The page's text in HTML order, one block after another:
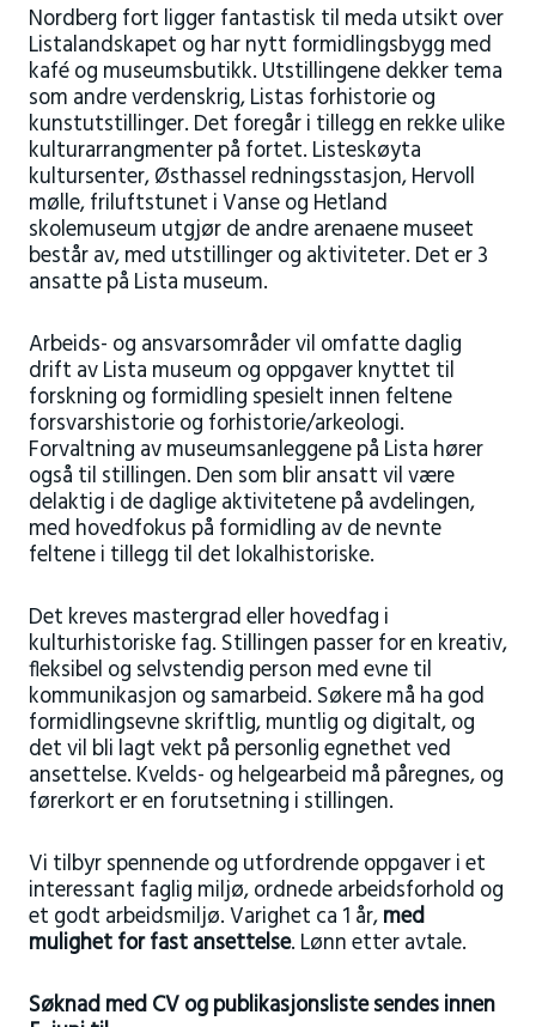
Nordberg fort ligger fantastisk til meda utsikt over
Listalandskapet og har nytt formidlingsbygg med
kafé og museumsbutikk. Utstillingene dekker tema
som andre verdenskrig, Listas forhistorie og
kunstutstillinger. Det foregår i tillegg en rekke ulike
kulturarrangmenter på fortet. Listeskøyta
kultursenter, Østhassel redningsstasjon, Hervoll
mølle, friluftstunet i Vanse og Hetland
skolemuseum utgjør de andre arenaene museet
består av, med utstillinger og aktiviteter. Det er 3
ansatte på Lista museum.
Arbeids- og ansvarsområder vil omfatte daglig
drift av Lista museum og oppgaver knyttet til
forskning og formidling spesielt innen feltene
forsvarshistorie og forhistorie/arkeologi.
Forvaltning av museumsanleggene på Lista hører
også til stillingen. Den som blir ansatt vil være
delaktig i de daglige aktivitetene på avdelingen,
med hovedfokus på formidling av de nevnte
feltene i tillegg til det lokalhistoriske.
Det kreves mastergrad eller hovedfag i
kulturhistoriske fag. Stillingen passer for en kreativ,
fleksibel og selvstendig person med evne til
kommunikasjon og samarbeid. Søkere må ha god
formidlingsevne skriftlig, muntlig og digitalt, og
det vil bli lagt vekt på personlig egnethet ved
ansettelse. Kvelds- og helgearbeid må påregnes, og
førerkort er en forutsetning i stillingen.
Vi tilbyr spennende og utfordrende oppgaver i et
interessant faglig miljø, ordnede arbeidsforhold og
et godt arbeidsmiljø. Varighet ca 1 år,med
mulighet for fast ansettelse. Lønn etter avtale.
Søknad med CV og publikasjonsliste sendes innen